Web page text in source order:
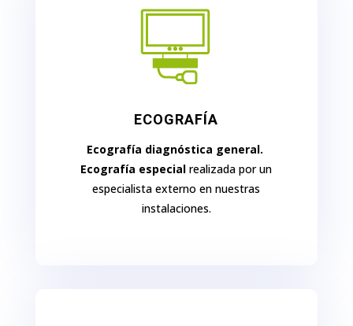
ECOGRAFÍA
Ecografía diagnóstica general.
Ecografía especial realizada por un
especialista externo en nuestras
instalaciones.